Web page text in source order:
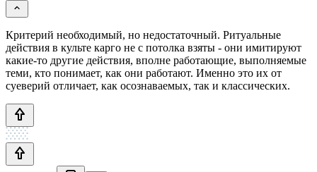
Критерий необходимый, но недостаточный. Ритуальные
действия в культе карго не с потолка взяты - они имитируют
какие-то другие действия, вполне работающие, выполняемые
теми, кто понимает, как они работают. Именно это их от
суеверий отличает, как осознаваемых, так и классических.